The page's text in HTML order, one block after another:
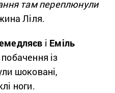
там переплюнули
Ліля.
і Еміль
із
шоковані,
ноги.